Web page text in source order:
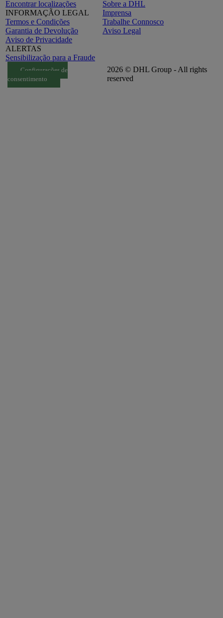
Encontrar localizações
INFORMAÇÃO LEGAL
Termos e Condições
Garantia de Devolução
Aviso de Privacidade
ALERTAS
Sensibilização para a Fraude
Sobre a DHL
Imprensa
Trabalhe Connosco
Aviso Legal
Configurações de
consentimento
2026 © DHL Group - All rights
reserved